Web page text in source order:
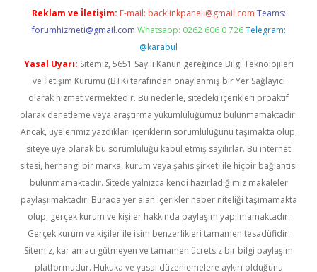
Reklam ve İletişim: E-mail: backlinkpaneli@gmail.com Teams:
forumhizmeti@gmail.com Whatsapp: 0262 606 0 726 Telegram:
@karabul
Yasal Uyarı: Sitemiz, 5651 Sayılı Kanun gereğince Bilgi Teknolojileri
ve İletişim Kurumu (BTK) tarafından onaylanmış bir Yer Sağlayıcı
olarak hizmet vermektedir. Bu nedenle, sitedeki içerikleri proaktif
olarak denetleme veya araştırma yükümlülüğümüz bulunmamaktadır.
Ancak, üyelerimiz yazdıkları içeriklerin sorumluluğunu taşımakta olup,
siteye üye olarak bu sorumluluğu kabul etmiş sayılırlar. Bu internet
sitesi, herhangi bir marka, kurum veya şahıs şirketi ile hiçbir bağlantısı
bulunmamaktadır. Sitede yalnızca kendi hazırladığımız makaleler
paylaşılmaktadır. Burada yer alan içerikler haber niteliği taşımamakta
olup, gerçek kurum ve kişiler hakkında paylaşım yapılmamaktadır.
Gerçek kurum ve kişiler ile isim benzerlikleri tamamen tesadüfidir.
Sitemiz, kar amacı gütmeyen ve tamamen ücretsiz bir bilgi paylaşım
platformudur. Hukuka ve yasal düzenlemelere aykırı olduğunu